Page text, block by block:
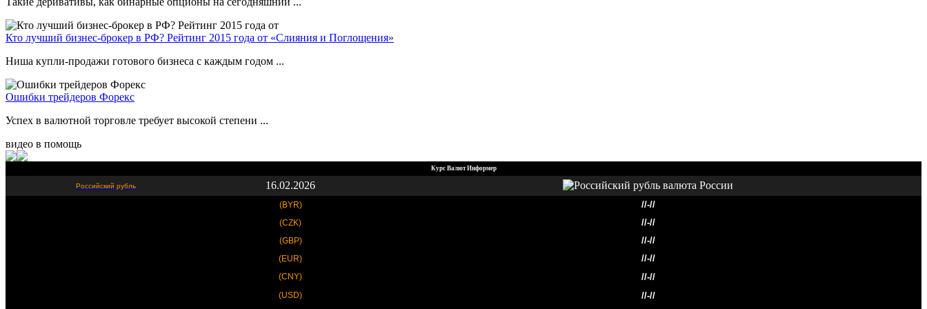
Кто лучший бизнес-брокер в РФ? Рейтинг 2015 года от «Слияния и Поглощения»
Ниша купли-продажи готового бизнеса с каждым годом ...
Ошибки трейдеров Форекс
Успех в валютной торговле требует высокой степени ...
видео в помощь
Курс Валют Информер
Российский рубль 16.02.2026
(BYR) //-//
(CZK) //-//
(GBP) //-//
(EUR) //-//
(CNY) //-//
(USD) //-//